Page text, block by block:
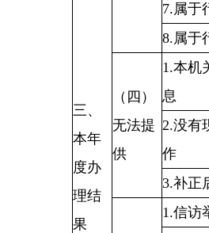
三、
本年
度办
理结
果
7.属于
8.属于
（四）
无法提
供
1.本机
息
2.没有
作
3.补正
1.信访